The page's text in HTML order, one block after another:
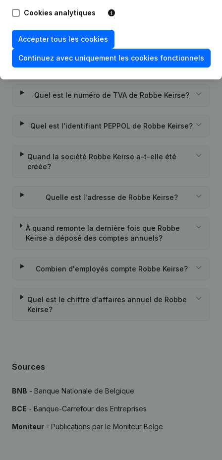
Succursale, etc...)
Questions fréquemment posées
Quel est le numéro de TVA de Robbe Keirse?
Quel est l'identifiant PEPPOL de Robbe Keirse?
Quand la société Robbe Keirse a-t-elle été
créée?
Quelle est l'adresse de Robbe Keirse?
À quand remonte la dernière fois que Robbe
Keirse a déposé des comptes annuels?
Combien d'employés compte Robbe Keirse?
Quel est le chiffre d'affaires annuel de Robbe
Keirse?
Sources
BNB - Banque Nationale de Belgique
BCE - Banque-Carrefour des Entreprises
Moniteur - Publications par le Moniteur Belge
Cookies analytiques
Accepter tous les cookies
Continuez avec uniquement les cookies fonctionnels